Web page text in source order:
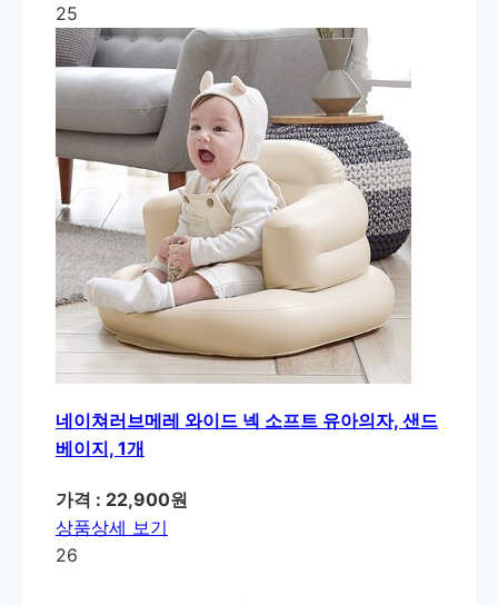
25
네이쳐러브메레 와이드 넥 소프트 유아의자, 샌드
베이지, 1개
가격 : 22,900원
상품상세 보기
26